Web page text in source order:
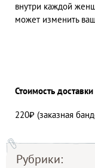
Рубрики:
внутри каждой
может изменить
Стоимость
220₽ (заказная